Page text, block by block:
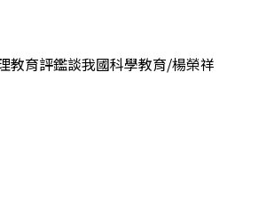
教育評鑑談我國科學教育/楊榮祥